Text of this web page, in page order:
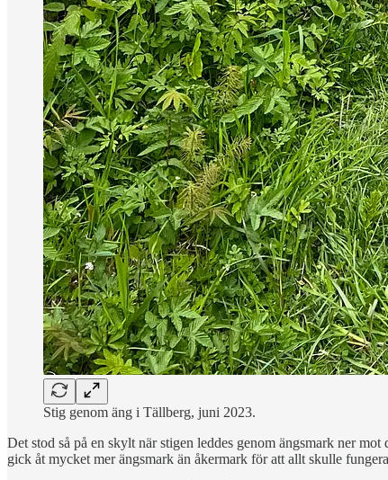
Stig genom äng i Tällberg, juni 2023.
Det stod så på en skylt när stigen leddes genom ängsmark ner mot
gick åt mycket mer ängsmark än åkermark för att allt skulle